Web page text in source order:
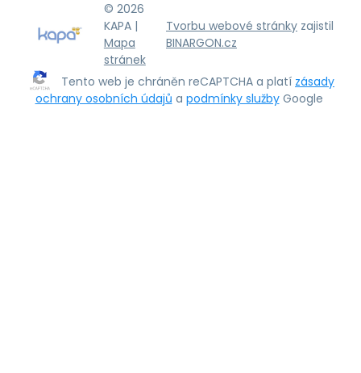
© 2026
KAPA |
Mapa
stránek
Tvorbu webové stránky zajistil
BINARGON.cz
Tento web je chráněn reCAPTCHA a platí zásady
ochrany osobních údajů a podmínky služby Google